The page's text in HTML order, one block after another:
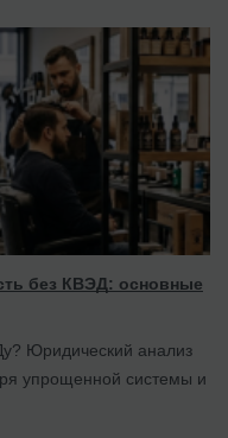
без КВЭД: основные
Юридический анализ
упрощенной системы и